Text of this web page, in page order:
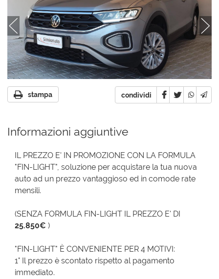
stampa condividi
Informazioni aggiuntive
IL PREZZO E' IN PROMOZIONE CON LA FORMULA
"FIN-LIGHT", soluzione per acquistare la tua nuova
auto ad un prezzo vantaggioso ed in comode rate
mensili.
(SENZA FORMULA FIN-LIGHT IL PREZZO E' DI
25.850€ )
"FIN-LIGHT" È CONVENIENTE PER 4 MOTIVI:
1° Il prezzo è scontato rispetto al pagamento
immediato.